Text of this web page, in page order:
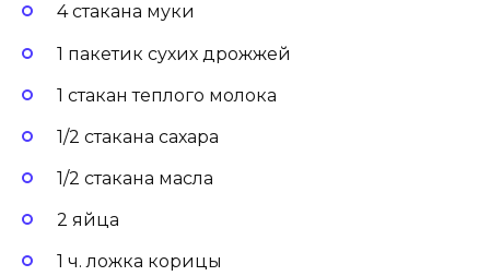
4 стакана муки
1 пакетик сухих дрожжей
1 стакан теплого молока
1/2 стакана сахара
1/2 стакана масла
2 яйца
1 ч. ложка корицы